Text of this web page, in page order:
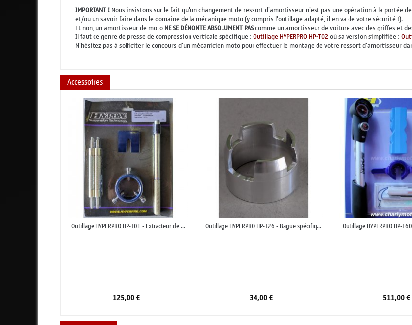
IMPORTANT !Nous insistons sur le fait qu'un changement de ressort d'amortisseur n'est pas une opération à la portée
et/ou un savoir faire dans le domaine de la mécanique moto (y compris l'outillage adapté, il en va de votre sécurité !).
Et non, un amortisseur de motoNE SE DÉMONTE ABSOLUMENT PAScomme un amortisseur de voiture avec des griffes et
Il faut ce genre de presse de compression verticale spécifique :Outillage HYPERPRO HP-T02où sa version simplifiée :
N'hésitez pas à solliciter le concours d'un mécanicien moto pour effectuer le montage de votre ressort d'amortisseur
Accessoires
Outillage HYPERPRO HP-T01 - Extracteur de ...
125,00 €
Outillage HYPERPRO HP-T26 - Bague spécifiq...
34,00 €
Outillage HYPERPRO HP-
511,00 €